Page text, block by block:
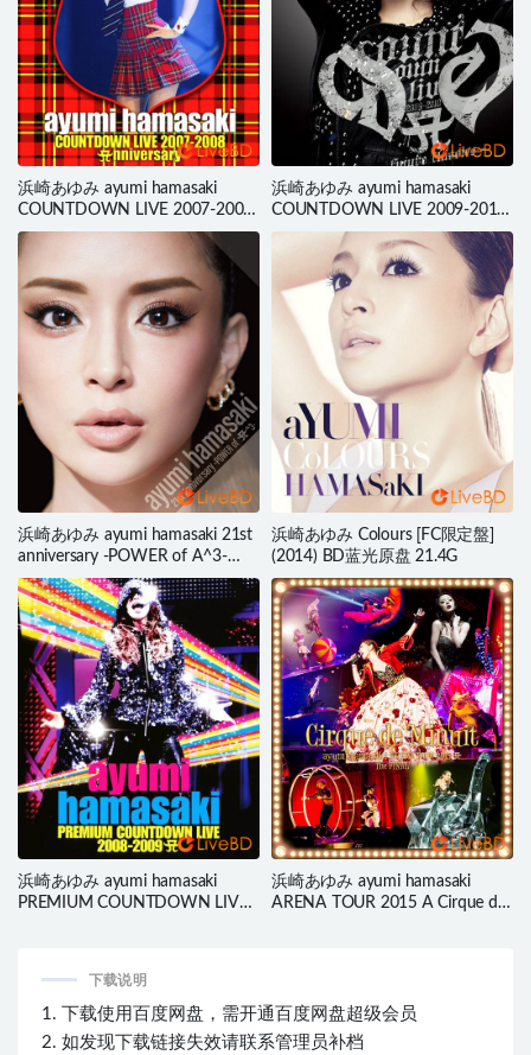
浜崎あゆみ ayumi hamasaki
COUNTDOWN LIVE 2007-2008
Anniversary (2011) BD蓝光原盘
35.1G
浜崎あゆみ ayumi hamasaki
COUNTDOWN LIVE 2009-2010
A～Future Classics～(2011) BD蓝
光原盘 39.7G
浜崎あゆみ ayumi hamasaki 21st
anniversary -POWER of A^3-
(2019) BD蓝光原盘 33.8G
浜崎あゆみ Colours [FC限定盤]
(2014) BD蓝光原盘 21.4G
浜崎あゆみ ayumi hamasaki
PREMIUM COUNTDOWN LIVE
浜崎あゆみ ayumi hamasaki
ARENA TOUR 2015 A Cirque de
下载说明
1. 下载使用百度网盘，需开通百度网盘超级会员
2. 如发现下载链接失效请联系管理员补档